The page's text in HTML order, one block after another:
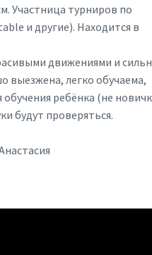
Участница турниров по
и другие). Находится в
движениями и
выезжена, легко обучаема,
ребёнка (не
будут проверяться.